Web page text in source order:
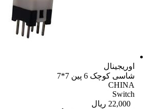
اوریجینال
شاسی کوچک 6 پین 7*7
CHINA
Switch
22,000 ریال